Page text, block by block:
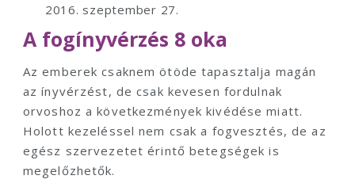
2016. szeptember 27.
A fogínyvérzés 8 oka
Az emberek csaknem ötöde tapasztalja magán
az ínyvérzést, de csak kevesen fordulnak
orvoshoz a következmények kivédése miatt.
Holott kezeléssel nem csak a fogvesztés, de az
egész szervezetet érintő betegségek is
megelőzhetők.